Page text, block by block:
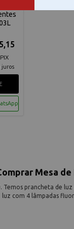
juros
Mesa
Temos prancheta de
luz com 4 lâmpadas